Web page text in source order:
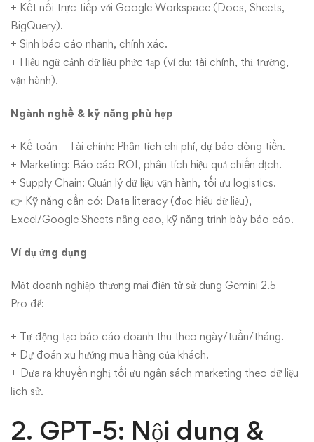
+ Kết nối trực tiếp với Google Workspace (Docs, Sheets,
BigQuery).
+ Sinh báo cáo nhanh, chính xác.
+ Hiểu ngữ cảnh dữ liệu phức tạp (ví dụ: tài chính, thị trường,
vận hành).
Ngành nghề & kỹ năng phù hợp
+ Kế toán – Tài chính: Phân tích chi phí, dự báo dòng tiền.
+ Marketing: Báo cáo ROI, phân tích hiệu quả chiến dịch.
+ Supply Chain: Quản lý dữ liệu vận hành, tối ưu logistics.
👉 Kỹ năng cần có: Data literacy (đọc hiểu dữ liệu),
Excel/Google Sheets nâng cao, kỹ năng trình bày báo cáo.
Ví dụ ứng dụng
Một doanh nghiệp thương mại điện tử sử dụng Gemini 2.5
Pro để:
+ Tự động tạo báo cáo doanh thu theo ngày/tuần/tháng.
+ Dự đoán xu hướng mua hàng của khách.
+ Đưa ra khuyến nghị tối ưu ngân sách marketing theo dữ liệu
lịch sử.
2. GPT-5: Nội dung &